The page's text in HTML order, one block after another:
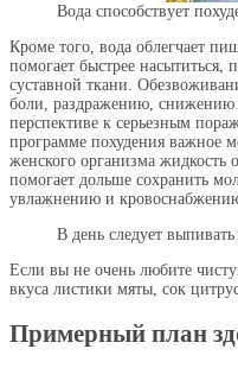
Вода способствует
Кроме того, вода облегчает
помогает быстрее насытиться,
суставной ткани.
боли, раздражению, снижению
перспективе к серьезным
программе похудения важное
женского организма жидкость
помогает дольше сохранить
увлажнению и
В день следует
Если вы не очень любите
вкуса листики мяты, сок
Примерный план